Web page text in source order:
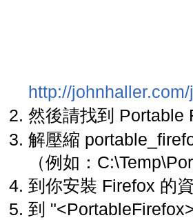
http://
然後請找到 Portable
解壓縮
（例如：
到你安裝 Firefox 的
到